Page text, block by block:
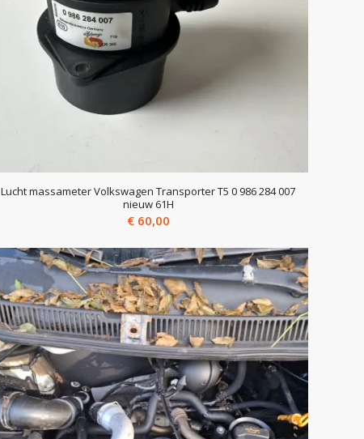
Lucht massameter Volkswagen Transporter T5 0 986 284 007
nieuw 61H
€60,00